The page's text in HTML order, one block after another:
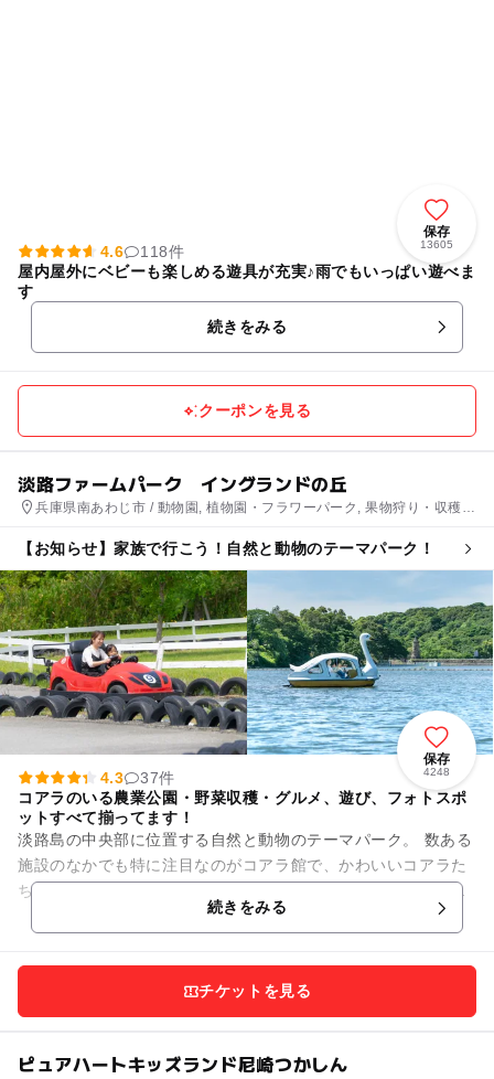
保存
13605
4.6
118件
屋内屋外にベビーも楽しめる遊具が充実♪雨でもいっぱい遊べま
す
続きをみる
クーポンを見る
淡路ファームパーク イングランドの丘
兵庫県南あわじ市 / 動物園, 植物園・フラワーパーク, 果物狩り・収穫体
【お知らせ】家族で行こう！自然と動物のテーマパーク！
保存
4248
4.3
37件
コアラのいる農業公園・野菜収穫・グルメ、遊び、フォトスポ
ットすべて揃ってます！
淡路島の中央部に位置する自然と動物のテーマパーク。 数ある
施設のなかでも特に注目なのがコアラ館で、かわいいコアラた
ちを見ることができます。このほか、モルモットやウサギ、羊
続きをみる
チケットを見る
ピュアハートキッズランド尼崎つかしん